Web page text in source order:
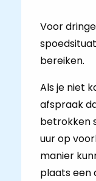
Voor
bereiken.
Als je niet
afspraak
betrokken
uur op
manier
plaats een